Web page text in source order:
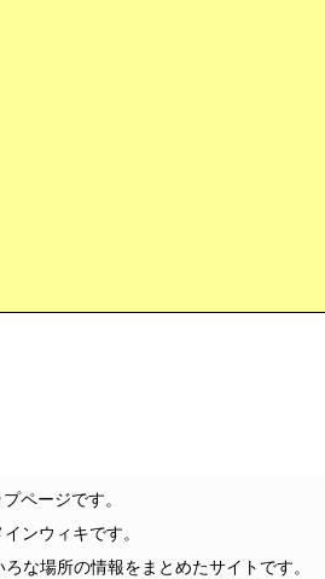
ページです。
ンウィキです。
ろな場所の情報をまとめたサイト です。